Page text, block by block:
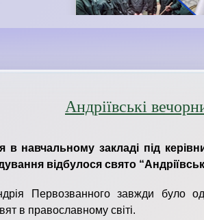
Андріївські
в навчальному закладі під
відбулося свято
Первозванного завжди було
в православному світі.